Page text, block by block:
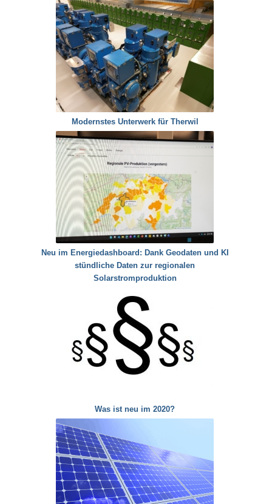
Modernstes Unterwerk für Therwil
Neu im Energiedashboard: Dank Geodaten und KI
stündliche Daten zur regionalen
Solarstromproduktion
Was ist neu im 2020?